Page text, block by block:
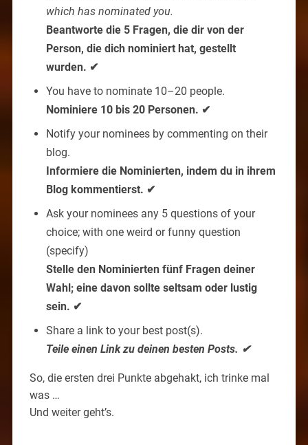
which has nominated you.
Beantworte die 5 Fragen, die dir von der
Person, die dich nominiert hat, gestellt
wurden. ✔
You have to nominate 10–20 people.
Nominiere 10 bis 20 Personen. ✔
Notify your nominees by commenting on their
blog.
Informiere die Nominierten, indem du in ihrem
Blog kommentierst. ✔
Ask your nominees any 5 questions of your
choice; with one weird or funny question
(specify)
Stelle den Nominierten fünf Fragen deiner
Wahl; eine davon sollte seltsam oder lustig
sein. ✔
Share a link to your best post(s).
Teile einen Link zu deinen besten Posts. ✔
So, die ersten drei Punkte abgehakt, ich trinke mal
was …
Und weiter geht’s.